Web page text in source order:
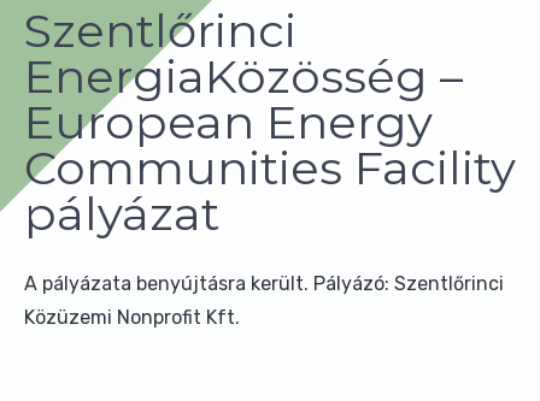
Szentlőrinci
EnergiaKözösség –
European Energy
Communities Facility
pályázat
A pályázata benyújtásra került. Pályázó: Szentlőrinci
Közüzemi Nonprofit Kft.